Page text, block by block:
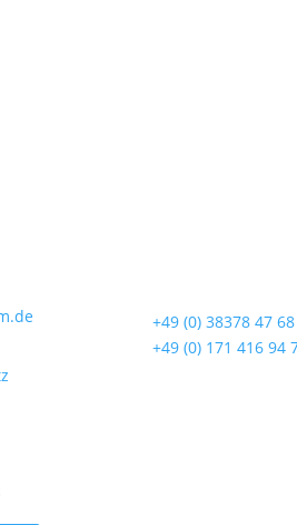
+49 (0) 38378 47
+49 (0) 171 416 94